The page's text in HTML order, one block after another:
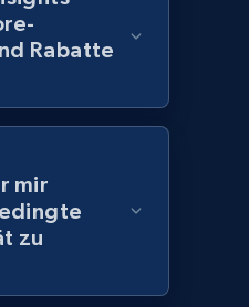
dataset
Initial
Reviews count, and
Rabatte
mir
zu